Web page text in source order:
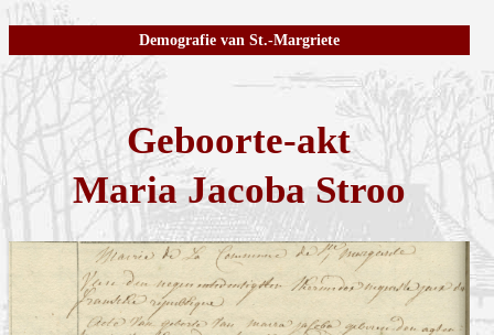
Demografie van St.-Margriete
Geboorte-akt
Maria Jacoba Stroo